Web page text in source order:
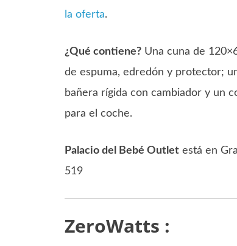
la oferta.
¿Qué contiene?Una cuna de
de espuma, edredón y protector;
bañera rígida con cambiador y un
para el coche.
Palacio del Bebé Outletestá en
519
ZeroWatts :